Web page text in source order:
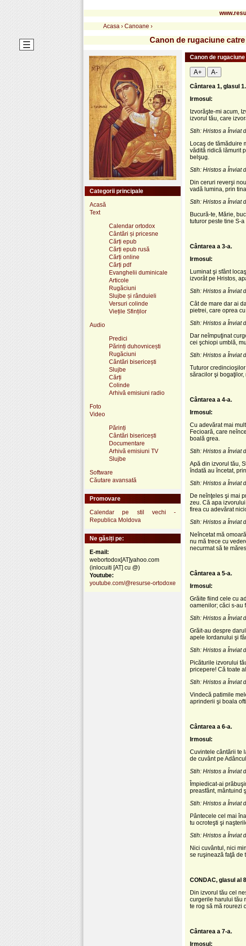
Acasa › Canoane ›
Canon de rugaciune
Canon de
A+ A-
Cântarea 1, glasul 1.
Irmosul:
Izvorăşte-mi acum,
izvorul tău, care
Stih: Hristos a Înviat
Locaş de tămăduire
vădită ridică lămurit
belşug.
Stih: Hristos a Înviat
Din ceruri reverşi
vadă lumina, prin
Stih: Hristos a Înviat
Bucură-te, Mărie,
tuturor peste tine S-
Cântarea a 3-a.
Irmosul:
Luminat şi sfânt
izvorât pe Hristos,
Stih: Hristos a Înviat
Cât de mare dar ai
pietrei, care oprea
Stih: Hristos a Înviat
Dar neîmpuţinat
cei şchiopi umblă,
Stih: Hristos a Înviat
Tuturor
săracilor şi bogaţilor,
Cântarea a 4-a.
Irmosul:
Cu adevărat mai
Fecioară, care
boală grea.
Stih: Hristos a Înviat
Apă din izvorul tău,
îndată au încetat,
Stih: Hristos a Înviat
De neînţeles şi mai
zeu. Că apa
firea cu adevărat
Stih: Hristos a Înviat
Neîncetat mă
nu mă trece cu
necurmat să te
Cântarea a 5-a.
Irmosul:
Grăite fiind cele cu
oamenilor; căci s-au
Stih: Hristos a Înviat
Grăit-au despre
apele Iordanului şi
Stih: Hristos a Înviat
Picăturile izvorului
pricepere! Că toate
Stih: Hristos a Înviat
Vindecă patimile
aprinderii şi boala
Cântarea a 6-a.
Irmosul:
Cuvintele cântării te
de cuvânt pe
Stih: Hristos a Înviat
Împiedicat-ai
preasfânt, mântuind
Stih: Hristos a Înviat
Pântecele cel mai
tu ocroteşti şi
Stih: Hristos a Înviat
Nici cuvântul, nici
se ruşinează faţă de
CONDAC, glasul al
Din izvorul tău cel
curgerile harului tău
te rog să mă rourezi
Cântarea a 7-a.
Irmosul:
Categorii principale
Acasă
Text
Calendar ortodox
Cântări și pricesne
Cărți epub
Cărți epub rusă
Cărți online
Cărți pdf
Evanghelii duminicale
Articole
Rugăciuni
Slujbe și rânduieli
Versuri colinde
Viețile Sfinților
Audio
Predici
Părinți duhovnicești
Rugăciuni
Cântări bisericești
Slujbe
Cărți
Colinde
Arhivă emisiuni radio
Foto
Video
Părinți
Cântări bisericești
Documentare
Arhivă emisiuni TV
Slujbe
Software
Căutare avansată
Promovare
Calendar pe stil vechi -
Republica Moldova
Ne găsiți pe:
E-mail:
webortodox[AT]yahoo.com
(inlocuiti [AT] cu @)
Youtube:
youtube.com/@resurse-ortodoxe